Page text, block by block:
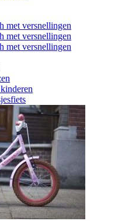
met versnellingen
met versnellingen
met versnellingen